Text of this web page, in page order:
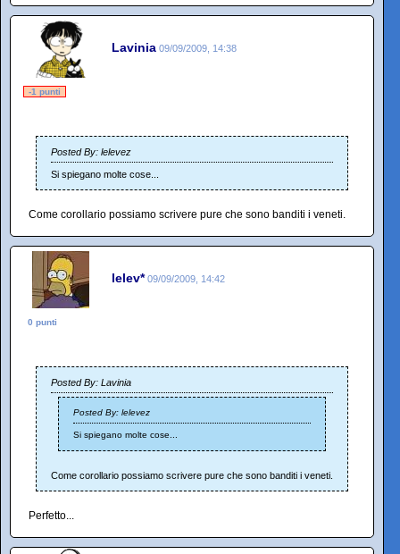
Lavinia 09/09/2009, 14:38
-1 punti
Posted By: lelevez
Si spiegano molte cose...
Come corollario possiamo scrivere pure che sono banditi i veneti.
lelev* 09/09/2009, 14:42
0 punti
Posted By: Lavinia
Posted By: lelevez
Si spiegano molte cose...
Come corollario possiamo scrivere pure che sono banditi i veneti.
Perfetto...